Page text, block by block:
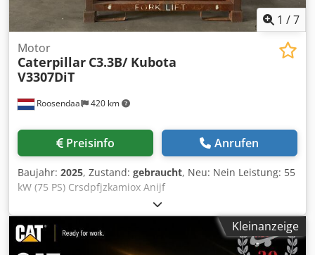
1 /7
Roosendaal 420 km
Motor
Caterpillar C3.3B/ Kubota
V3307DiT
Preisinfo Anrufen
Baujahr: 2025, Zustand: gebraucht, Neu: Nein Leistung: 55
kW (75 PS) Crsdpfjzkamiox Anijf
Mehrwertsteuer/Differenzbesteuerung: Mehrwertsteuer
abzugsfähig
Kleinanzeige